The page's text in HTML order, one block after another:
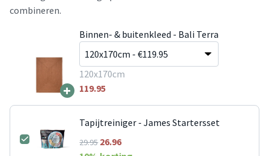
combineren.
+
Binnen- & buitenkleed - Bali Terra
120x170cm
119.95
Tapijtreiniger - James Startersset
29.9526.96